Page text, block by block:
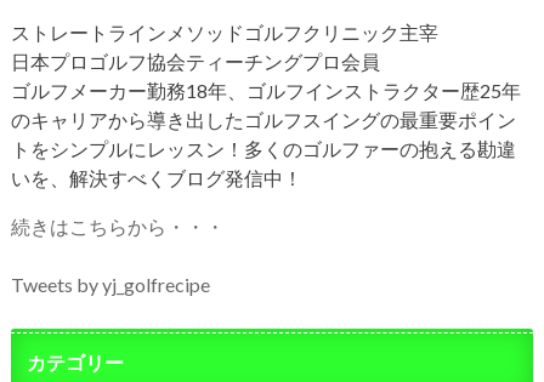
ストレートラインメソッドゴルフクリニック主宰
日本プロゴルフ協会ティーチングプロ会員
ゴルフメーカー勤務18年、ゴルフインストラクター歴25年
のキャリアから導き出したゴルフスイングの最重要ポイン
トをシンプルにレッスン！多くのゴルファーの抱える勘違
いを、解決すべくブログ発信中！
続きはこちらから・・・
Tweets by yj_golfrecipe
カテゴリー